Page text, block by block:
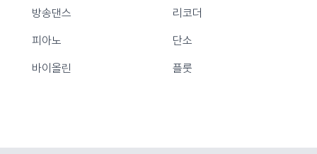
방송댄스 리코더
피아노 단소
바이올린 플룻